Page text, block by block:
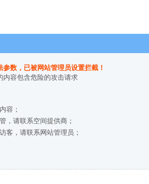
数，已被网站管理员设置拦截！
内容包含危险的攻击请求
容；
，请联系空间提供商；
客，请联系网站管理员；